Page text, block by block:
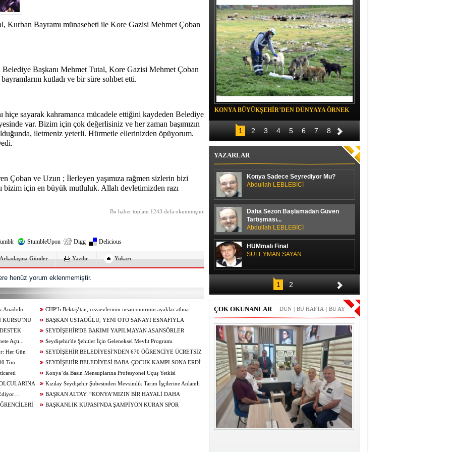
SPOR KULÜBÜ FUTBOLCULARINA
Kurban Bayramı münasebeti ile Kore Gazisi Mehmet Çoban
Başkanı Mehmet Tutal, Kore Gazisi Mehmet Çoban
kutladı ve bir süre sohbet etti.
hiçe sayarak kahramanca mücadele ettiğini kaydeden Belediye
var. Bizim için çok değerlisiniz ve her zaman başımızın
iletmeniz yeterli. Hürmetle ellerinizden öpüyorum.
Çoban ve Uzun ; İlerleyen yaşımıza rağmen sizlerin bizi
bizim için en büyük mutluluk. Allah devletimizden razı
Bu haber toplam 1243 defa okunmuştur
StumbleUpon Digg Delicious
Arkadaşına Gönder Yazdır Yukarı
henüz yorum eklenmemiştir.
Anadolu
CHP’li Bektaş’tan, cezaevlerinin insan onurunu ayaklar atlına
alınan mekânlara dönüşmesine tepki
BAŞKAN USTAOĞLU, YENİ OTO SANAYİ ESNAFIYLA
KAHVALTIDA BULUŞTU
SEYDİŞEHİR'DE BAKIMI YAPILMAYAN ASANSÖRLER
MÜHÜRLENDİ
Açtı...
Seydişehir'de Şehitler İçin Geleneksel Mevlit Programı
Düzenlendi...
Her Gün
SEYDİŞEHİR BELEDİYESİ'NDEN 670 ÖĞRENCİYE ÜCRETSİZ
TERCİH DANIŞMANLIĞI
Ton
SEYDİŞEHİR BELEDİYESİ BABA-ÇOCUK KAMPI SONA ERDİ
Konya’da Basın Mensuplarına Profesyonel Uçuş Yetkisi
Kızılay Seydişehir Şubesinden Mevsimlik Tarım İşçilerine Anlamlı
ZiyaretBAŞKAN ALTAY: “KONYA’MIZIN BİR HAYALİ DAHA
GERÇEKLEŞİYOR. AĞIR BAKIM'DA BÜYÜK TAŞINMA BAŞLADI”
BAŞKANLIK KUPASI'NDA ŞAMPİYON KURAN SPOR
KONYA BÜYÜKŞEHİR’DEN DÜNYAYA ÖRNEK
PROJE
1 2 3 4 5 6 7 8
YAZARLAR
Konya Sadece Seyrediyor Mu?
Abdullah LEBLEBİCİ
Daha Sezon Başlamadan Güven
Tartışması...
Abdullah LEBLEBİCİ
HUMmalı Final
SÜLEYMAN SAYAN
SPOR SOHBETİ
H. Yüksel GÜLAY
1 2
ÇOK OKUNANLAR BU AY
|
BU HAFTA
|
DÜN